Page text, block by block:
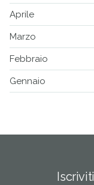
Aprile
Marzo
Febbraio
Gennaio